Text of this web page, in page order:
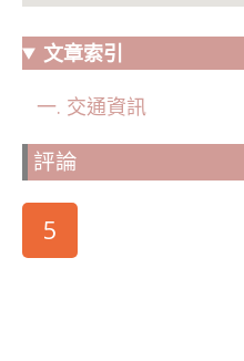
文章索引
交通資訊
評論
5